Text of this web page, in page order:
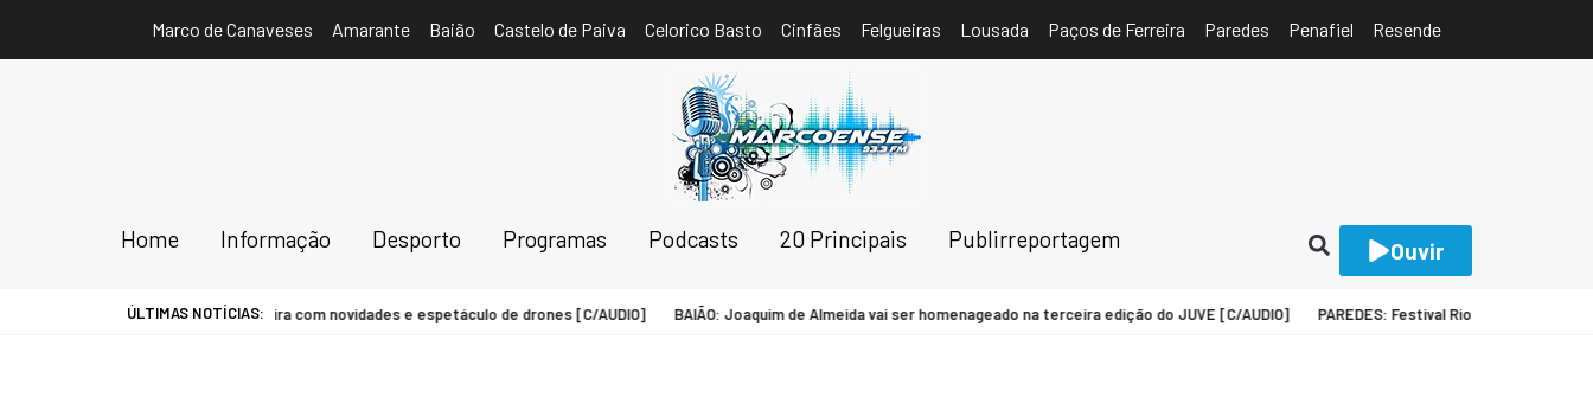
Marco de Canaveses Amarante Baião Castelo de Paiva Celorico Basto Cinfães Felgueiras Lousada Paços de Ferreira Paredes Penafiel Resende
Home Informação Desporto Programas Podcasts 20 Principais Publirreportagem Ouvir
Montedeiras arranca sexta-feira com novidades e espetáculo de drones [C/AUDIO] BAIÃO: Joaquim de Almeida vai ser homenageado na terceira edição do JUVE [C/AUDIO] PAREDES: Festival Rio estreia-se em
ÚLTIMAS NOTÍCIAS: